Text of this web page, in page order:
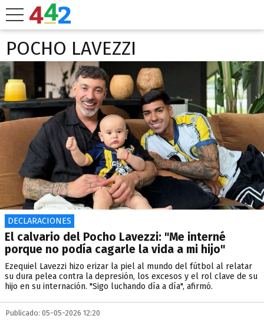
POCHO LAVEZZI
DECLARACIONES
El calvario del Pocho Lavezzi: "Me interné
porque no podía cagarle la vida a mi hijo"
Ezequiel Lavezzi hizo erizar la piel al mundo del fútbol al relatar
su dura pelea contra la depresión, los excesos y el rol clave de su
hijo en su internación. "Sigo luchando día a día", afirmó.
Publicado: 05-05-2026 12:20